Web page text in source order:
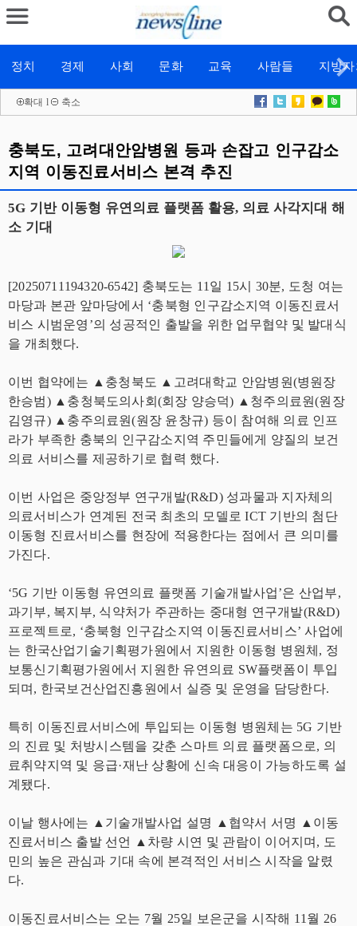
정치 경제 사회 문화 교육 사람들 지방
확대 l 축소
충북도, 고려대안암병원 등과 손잡고 인구감소
지역 이동진료서비스 본격 추진
5G 기반 이동형 유연의료 플랫폼 활용, 의료 사각지대 해
소 기대
[20250711194320-6542] 충북도는 11일 15시 30분, 도청 여는
마당과 본관 앞마당에서 ‘충북형 인구감소지역 이동진료서
비스 시범운영’의 성공적인 출발을 위한 업무협약 및 발대식
을 개최했다.
이번 협약에는 ▲충청북도 ▲고려대학교 안암병원(병원장
한승범) ▲충청북도의사회(회장 양승덕) ▲청주의료원(원장
김영규) ▲충주의료원(원장 윤창규) 등이 참여해 의료 인프
라가 부족한 충북의 인구감소지역 주민들에게 양질의 보건
의료 서비스를 제공하기로 협력 했다.
이번 사업은 중앙정부 연구개발(R&D) 성과물과 지자체의
의료서비스가 연계된 전국 최초의 모델로 ICT 기반의 첨단
이동형 진료서비스를 현장에 적용한다는 점에서 큰 의미를
가진다.
‘5G 기반 이동형 유연의료 플랫폼 기술개발사업’은 산업부,
과기부, 복지부, 식약처가 주관하는 중대형 연구개발(R&D)
프로젝트로, ‘충북형 인구감소지역 이동진료서비스’ 사업에
는 한국산업기술기획평가원에서 지원한 이동형 병원체, 정
보통신기획평가원에서 지원한 유연의료 SW플랫폼이 투입
되며, 한국보건산업진흥원에서 실증 및 운영을 담당한다.
특히 이동진료서비스에 투입되는 이동형 병원체는 5G 기반
의 진료 및 처방시스템을 갖춘 스마트 의료 플랫폼으로, 의
료취약지역 및 응급·재난 상황에 신속 대응이 가능하도록 설
계됐다.
이날 행사에는 ▲기술개발사업 설명 ▲협약서 서명 ▲이동
진료서비스 출발 선언 ▲차량 시연 및 관람이 이어지며, 도
민의 높은 관심과 기대 속에 본격적인 서비스 시작을 알렸
다.
이동진료서비스는 오는 7월 25일 보은군을 시작해 11월 26